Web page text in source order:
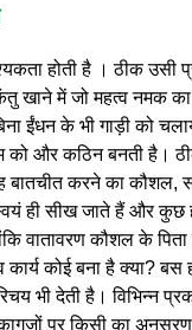
होती है । ठीक उसी
खाने में जो महत्व नमक का
ईंधन के भी गाड़ी को
को और कठिन बनती है।
करने का कौशल,
सीख जाते हैं और कुछ
वातावरण कौशल के
कोई बना है क्या? बस
भी देती है।
पर किसी का